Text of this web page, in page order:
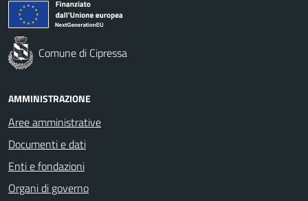
Comune di Cipressa
AMMINISTRAZIONE
Aree amministrative
Documenti e dati
Enti e fondazioni
Organi di governo